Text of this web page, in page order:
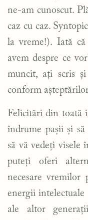
ne-am cunoscut.
caz cu caz.
la vreme!). Iată
avem despre ce
muncit, ați scris
conform
Felicitări din toată
îndrume pașii și
să vă vedeți visele
puteți oferi
necesare
energii intelectuale
ale altor